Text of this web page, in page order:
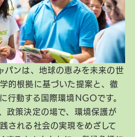
パンは、地球の恵みを未来の世
的根拠に基づいた提案と、徹
行動する国際環境NGOです。
政策決定の場で、環境保護が
される社会の実現をめざして